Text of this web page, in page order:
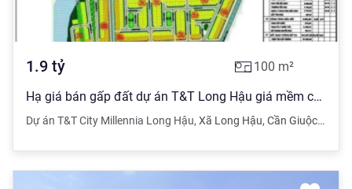
1.9 tỷ 100 m²
Hạ giá bán gấp đất dự án T&T Long Hậu giá mềm chỉ từ 1 tỷ 900, diện tích 5x20m sổ đỏ
Dự án T&T City Millennia Long Hậu, Xã Long Hậu, Cần Giuộc,Long